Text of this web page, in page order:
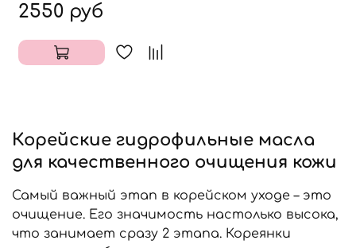
2550 руб
Корейские гидрофильные масла
для качественного очищения кожи
Самый важный этап в корейском уходе – это
очищение. Его значимость настолько высока,
что занимает сразу 2 этапа. Кореянки